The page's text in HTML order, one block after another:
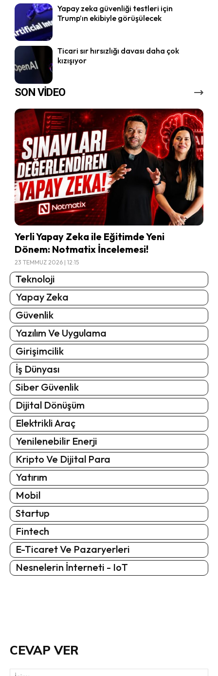
Yapay zeka güvenliği testleri için
Trump’ın ekibiyle görüşülecek
Ticari sır hırsızlığı davası daha çok
kızışıyor
SON VİDEO
Yerli Yapay Zeka ile Eğitimde Yeni
Dönem: Notmatix İncelemesi!
23 TEMMUZ 2026 | 12:15
Teknoloji
Yapay Zeka
Güvenlik
Yazılım Ve Uygulama
Girişimcilik
İş Dünyası
Siber Güvenlik
Dijital Dönüşüm
Elektrikli Araç
Yenilenebilir Enerji
Kripto Ve Dijital Para
Yatırım
Mobil
Startup
Fintech
E-Ticaret Ve Pazaryerleri
Nesnelerin İnterneti - IoT
CEVAP VER